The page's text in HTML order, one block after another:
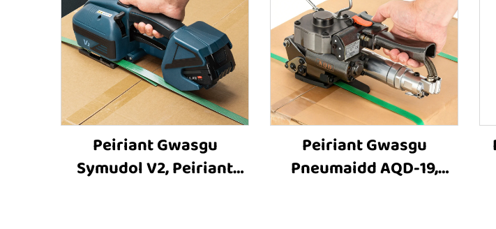
Peiriant Gwasgu
Symudol V2, Peiriant
Peiriant Gwasgu
Pneumaidd AQD-19,